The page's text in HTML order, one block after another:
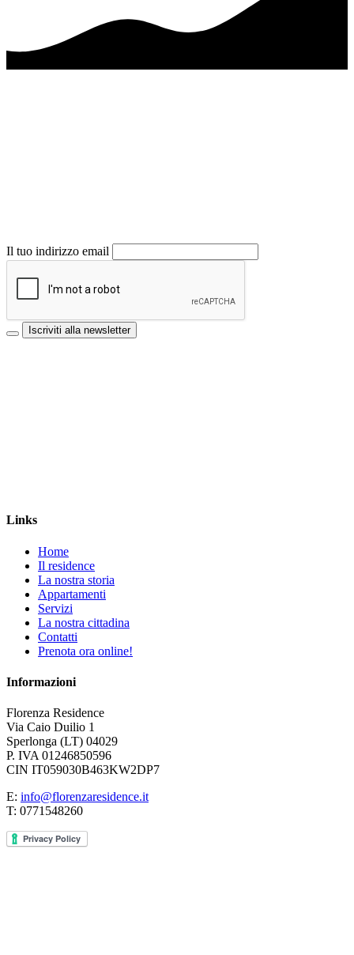
Il tuo indirizzo email
Iscriviti alla newsletter
Links
Home
Il residence
La nostra storia
Appartamenti
Servizi
La nostra cittadina
Contatti
Prenota ora online!
Informazioni
Florenza Residence
Via Caio Duilio 1
Sperlonga (LT) 04029
P. IVA 01246850596
CIN IT059030B463KW2DP7
E: info@florenzaresidence.it
T: 0771548260